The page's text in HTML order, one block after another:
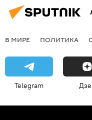
В МИРЕ ПОЛИТИКА
Telegram